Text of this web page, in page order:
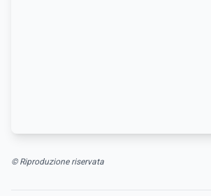
© Riproduzione riservata